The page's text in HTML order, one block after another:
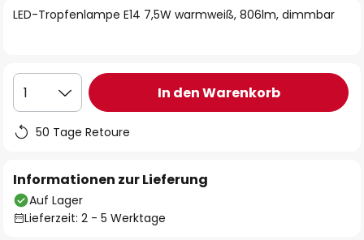
springen
LED-Tropfenlampe E14 7,5W warmweiß, 806lm, dimmbar
1 In den Warenkorb
50 Tage Retoure
Informationen zur Lieferung
Auf Lager
Lieferzeit: 2 - 5 Werktage